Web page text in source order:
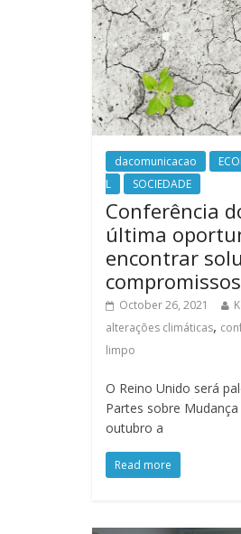
dacomunicacao
L
SOCIEDADE
Conferência
última
encontrar
compromissos
October 26, 2021
alterações climáticas,
limpo
O Reino Unido será
Partes sobre
outubro a
Read more